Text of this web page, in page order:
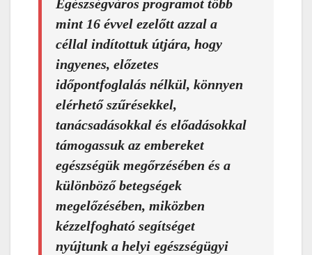
Egészségváros programot több
mint 16 évvel ezelőtt azzal a
céllal indítottuk útjára, hogy
ingyenes, előzetes
időpontfoglalás nélkül, könnyen
elérhető szűrésekkel,
tanácsadásokkal és előadásokkal
támogassuk az embereket
egészségük megőrzésében és a
különböző betegségek
megelőzésében, miközben
kézzelfogható segítséget
nyújtunk a helyi egészségügyi